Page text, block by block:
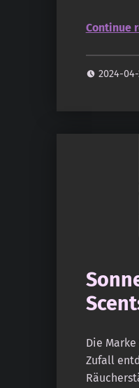
Continue
2024-
Die
Zufall